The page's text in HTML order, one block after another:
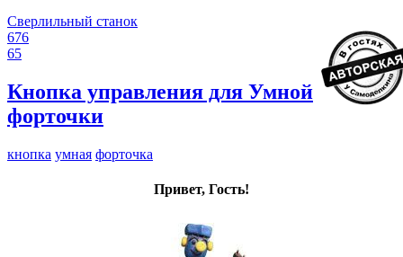
Сверлильный станок
676
65
Кнопка управления для Умной
форточки
кнопка умная форточка
Привет, Гость!